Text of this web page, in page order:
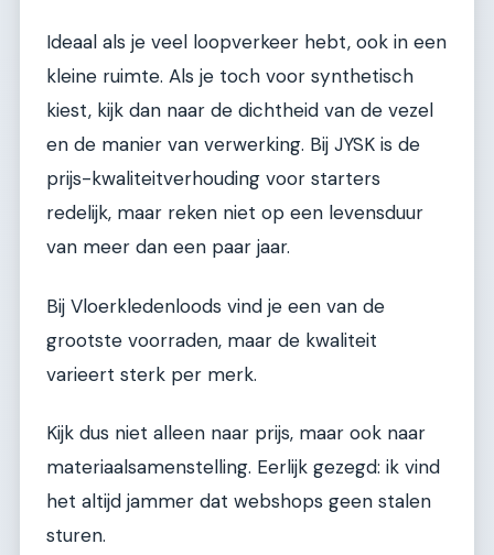
Ideaal als je veel loopverkeer hebt, ook in een
kleine ruimte. Als je toch voor synthetisch
kiest, kijk dan naar de dichtheid van de vezel
en de manier van verwerking. Bij JYSK is de
prijs-kwaliteitverhouding voor starters
redelijk, maar reken niet op een levensduur
van meer dan een paar jaar.
Bij Vloerkledenloods vind je een van de
grootste voorraden, maar de kwaliteit
varieert sterk per merk.
Kijk dus niet alleen naar prijs, maar ook naar
materiaalsamenstelling. Eerlijk gezegd: ik vind
het altijd jammer dat webshops geen stalen
sturen.